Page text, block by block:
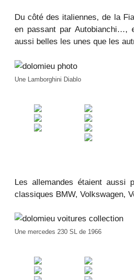
Du côté des italiennes, de la
en passant par Autobianchi…,
aussi belles les unes que les
Une Lamborghini Diablo
Les allemandes étaient aussi
classiques BMW, Volkswagen,
Une mercedes 230 SL de 1966